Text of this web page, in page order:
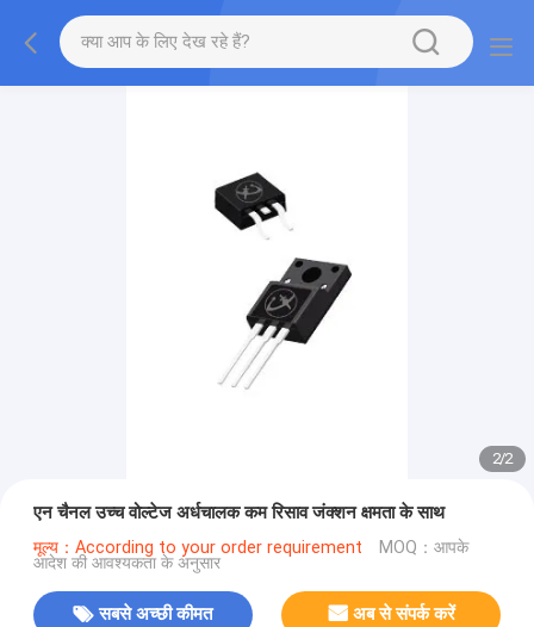
2/2
एन चैनल उच्च वोल्टेज अर्धचालक कम रिसाव जंक्शन क्षमता के साथ
मूल्य：According to your order requirement MOQ：आपके
आदेश की आवश्यकता के अनुसार
सबसे अच्छी कीमत अब से संपर्क करें